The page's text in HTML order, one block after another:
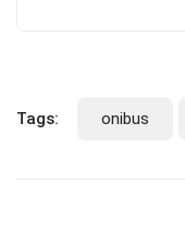
Tags: onibus